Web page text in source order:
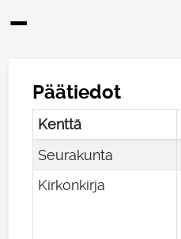
–
Päätiedot
Kenttä
Seurakunta
Kirkonkirja